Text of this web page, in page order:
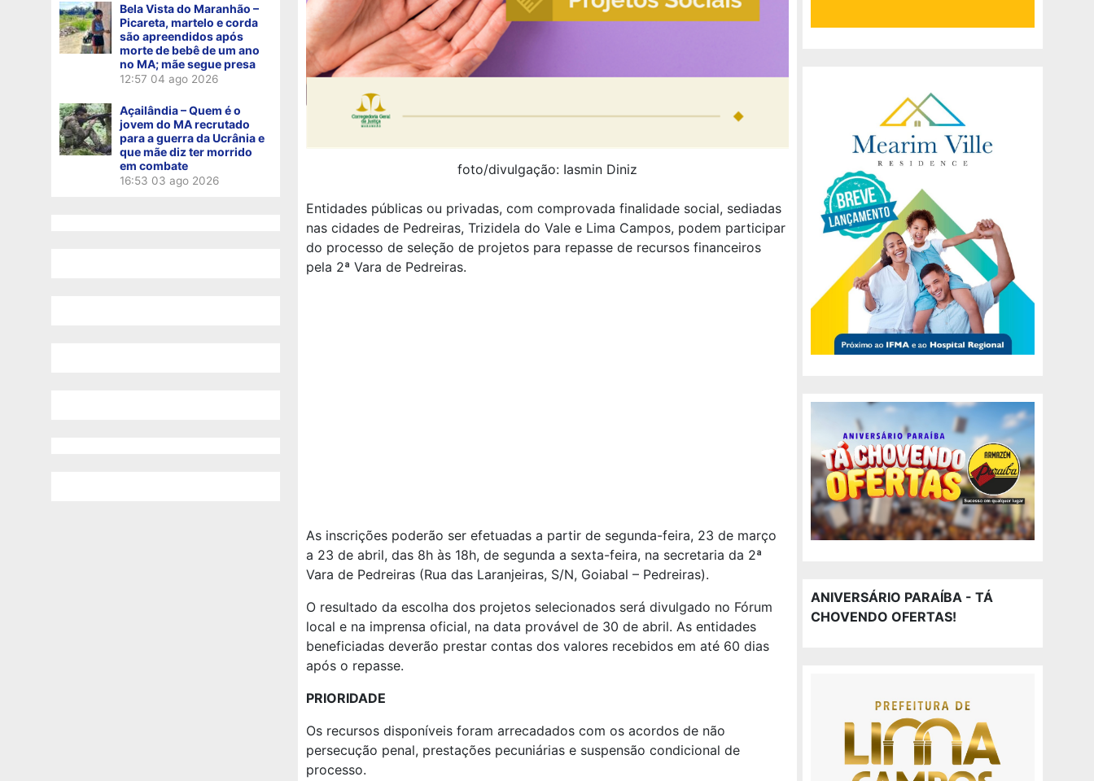
Bela Vista do Maranhão –
Picareta, martelo e corda
são apreendidos após
morte de bebê de um ano
no MA; mãe segue presa
12:57 04 ago 2026
Açailândia – Quem é o
jovem do MA recrutado
para a guerra da Ucrânia e
que mãe diz ter morrido
em combate
16:53 03 ago 2026
foto/divulgação: Iasmin Diniz
Entidades públicas ou privadas, com comprovada finalidade social, sediadas
nas cidades de Pedreiras, Trizidela do Vale e Lima Campos, podem participar
do processo de seleção de projetos para repasse de recursos financeiros
pela 2ª Vara de Pedreiras.
As inscrições poderão ser efetuadas a partir de segunda-feira, 23 de março
a 23 de abril, das 8h às 18h, de segunda a sexta-feira, na secretaria da 2ª
Vara de Pedreiras (Rua das Laranjeiras, S/N, Goiabal – Pedreiras).
O resultado da escolha dos projetos selecionados será divulgado no Fórum
local e na imprensa oficial, na data provável de 30 de abril. As entidades
beneficiadas deverão prestar contas dos valores recebidos em até 60 dias
após o repasse.
PRIORIDADE
Os recursos disponíveis foram arrecadados com os acordos de não
persecução penal, prestações pecuniárias e suspensão condicional de
processo.
ANIVERSÁRIO PARAÍBA - TÁ
CHOVENDO OFERTAS!